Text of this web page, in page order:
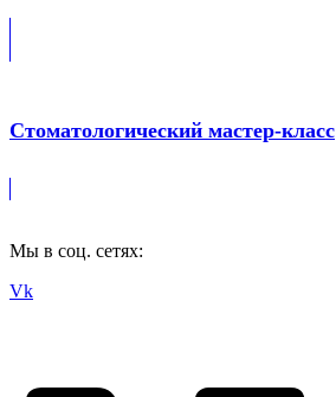
Стоматологический мастер-класс
Мы в соц. сетях:
Vk